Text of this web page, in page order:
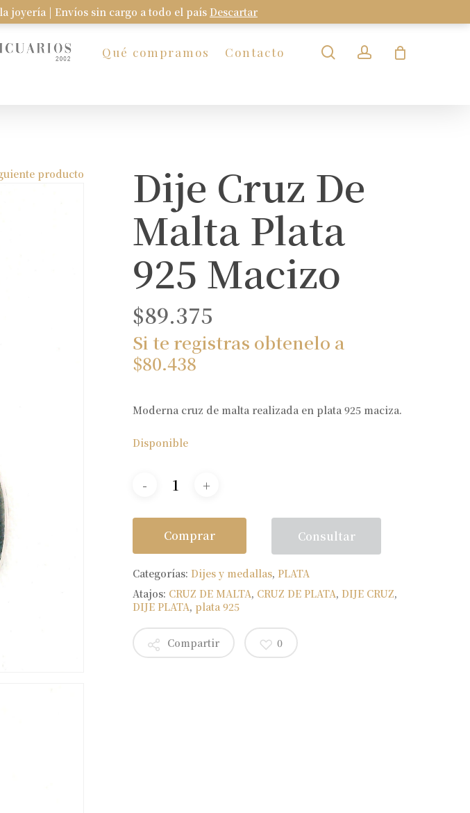
joyería | Envíos sin cargo a todo el país Descartar
Qué compramos Contacto searchaccount
producto
Dije Cruz De
Malta Plata
925 Macizo
$89.375
Si te registras obtenelo a
$80.438
Moderna cruz de malta realizada en plata 925 maciza.
Disponible
Comprar Consultar
Categorías:Dijes y medallas,PLATA
Atajos: CRUZ DE MALTA, CRUZ DE PLATA,DIJE CRUZ,
DIJE PLATA, plata 925
Compartir 0